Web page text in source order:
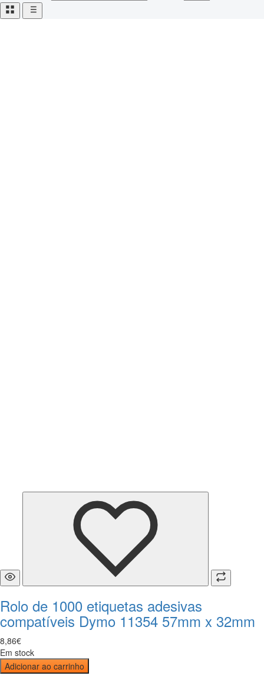
Rolo de 1000 etiquetas adesivas
compatíveis Dymo 11354 57mm x 32mm
8,86€
Em stock
Adicionar ao carrinho